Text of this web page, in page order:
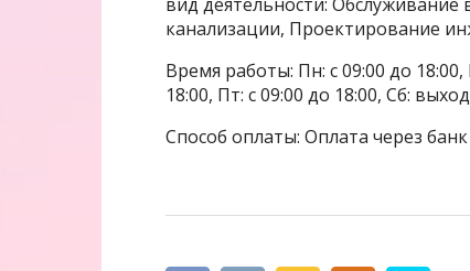
канализации, Проектирование
Время работы: Пн: с 09:00 до 18:00,
18:00, Пт: с 09:00 до 18:00, Сб:
Способ оплаты: Оплата через банк